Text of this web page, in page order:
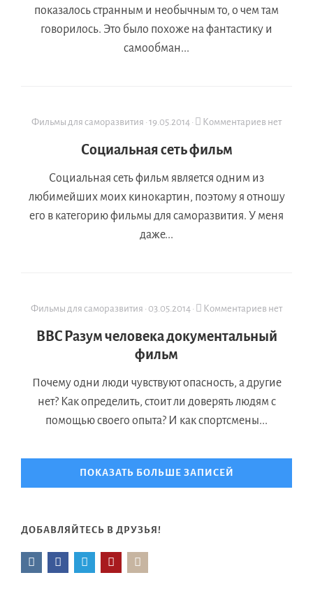
показалось странным и необычным то, о чем там
говорилось. Это было похоже на фантастику и
самообман...
Фильмы для саморазвития · 19.05.2014 · Комментариев нет
Социальная сеть фильм
Социальная сеть фильм является одним из
любимейших моих кинокартин, поэтому я отношу
его в категорию фильмы для саморазвития. У меня
даже...
Фильмы для саморазвития · 03.05.2014 · Комментариев нет
BBC Разум человека документальный
фильм
Почему одни люди чувствуют опасность, а другие
нет? Как определить, стоит ли доверять людям с
помощью своего опыта? И как спортсмены...
ПОКАЗАТЬ БОЛЬШЕ ЗАПИСЕЙ
ДОБАВЛЯЙТЕСЬ В ДРУЗЬЯ!